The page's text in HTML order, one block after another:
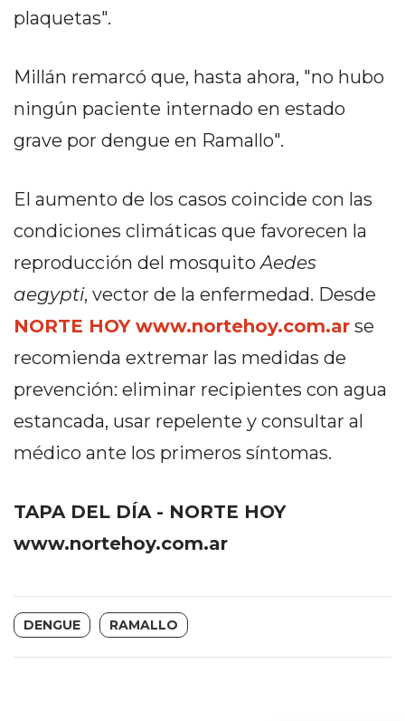
CLAVE
NOTICIAS
ROJAS
VIRTUAL
NOTICIAS
ARRECIFES
NOTICIAS
SALTO
ZÁRATE
Y
NOTICIAS
DE
ZÁRATE
EXALTACIÓN
DE
COLÓN
(BUENOS
AIRES)
plaquetas".
Millán remarcó que, hasta ahora, "no hubo
ningún paciente internado en estado
grave por dengue en Ramallo".
El aumento de los casos coincide con las
condiciones climáticas que favorecen la
reproducción del mosquitoAedes
aegypti, vector de la enfermedad. Desde
NORTE HOY www.nortehoy.com.ar se
recomienda extremar las medidas de
prevención: eliminar recipientes con agua
estancada, usar repelente y consultar al
médico ante los primeros síntomas.
TAPA DEL DÍA - NORTE HOY
www.nortehoy.com.ar
DENGUE RAMALLO